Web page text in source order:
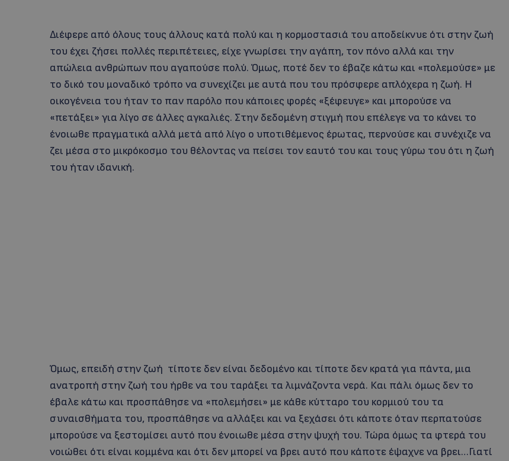
Διέφερε από όλους τους άλλους κατά πολύ και η κορμοστασιά του αποδείκνυε ότι στην ζωή
του έχει ζήσει πολλές περιπέτειες, είχε γνωρίσει την αγάπη, τον πόνο αλλά και την
απώλεια ανθρώπων που αγαπούσε πολύ. Όμως, ποτέ δεν το έβαζε κάτω και «πολεμούσε» με
το δικό του μοναδικό τρόπο να συνεχίζει με αυτά που του πρόσφερε απλόχερα η ζωή. Η
οικογένεια του ήταν το παν παρόλο που κάποιες φορές «ξέφευγε» και μπορούσε να
«πετάξει» για λίγο σε άλλες αγκαλιές. Στην δεδομένη στιγμή που επέλεγε να το κάνει το
ένοιωθε πραγματικά αλλά μετά από λίγο ο υποτιθέμενος έρωτας, περνούσε και συνέχιζε να
ζει μέσα στο μικρόκοσμο του θέλοντας να πείσει τον εαυτό του και τους γύρω του ότι η ζωή
του ήταν ιδανική.
Όμως, επειδή στην ζωή τίποτε δεν είναι δεδομένο και τίποτε δεν κρατά για πάντα, μια
ανατροπή στην ζωή του ήρθε να του ταράξει τα λιμνάζοντα νερά. Και πάλι όμως δεν το
έβαλε κάτω και προσπάθησε να «πολεμήσει» με κάθε κύτταρο του κορμιού του τα
συναισθήματα του, προσπάθησε να αλλάξει και να ξεχάσει ότι κάποτε όταν περπατούσε
μπορούσε να ξεστομίσει αυτό που ένοιωθε μέσα στην ψυχή του. Τώρα όμως τα φτερά του
νοιώθει ότι είναι κομμένα και ότι δεν μπορεί να βρει αυτό που κάποτε έψαχνε να βρει…Γιατί